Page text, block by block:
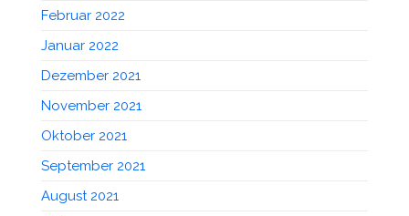
Februar 2022
Januar 2022
Dezember 2021
November 2021
Oktober 2021
September 2021
August 2021